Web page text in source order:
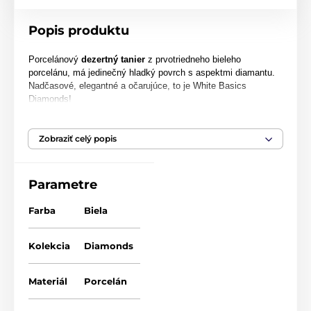
Popis produktu
Porcelánový dezertný tanier z prvotriedneho bieleho
porcelánu, má jedinečný hladký povrch s aspektmi diamantu.
Nadčasové, elegantné a očarujúce, to je White Basics
Diamonds!
Rozmer: dĺžka:18 cm,šírka: 18 cm,výška: 2 cm
toruby
Hmotnosť:
0,3 kg
Elegantná a nadčasová kolekcia White Basic
vystupuje pravidelná geometrická štruktúra a tvorí
reliéf brúseného diamantu.
Zobraziť celý popis
Parametre
Farba Biela
Kolekcia Diamonds
Materiál Porcelán